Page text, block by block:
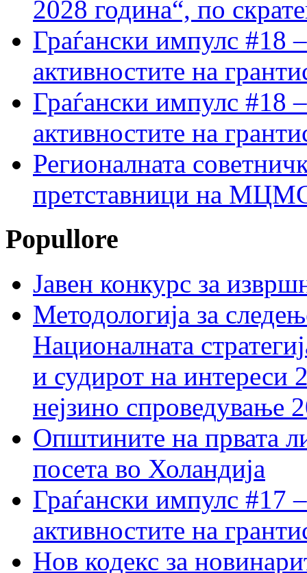
2028 година“, по
Граѓански импулс #18
активностите на
Граѓански импулс #18
активностите на
Регионалната
претставници на МЦМС
Popullore
Јавен конкурс за
Методологија за
Националната
и судирот на интереси
нејзино спроведување
Општините на првата
посета во Холандија
Граѓански импулс #17
активностите на
Нов кодекс за